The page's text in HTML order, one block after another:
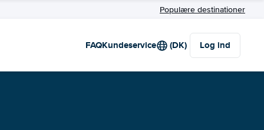
Populære destinationer
FAQKundeservice (DK) Log ind